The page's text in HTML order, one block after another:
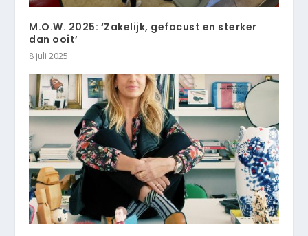
M.O.W. 2025: ‘Zakelijk, gefocust en sterker
dan ooit’
8 juli 2025